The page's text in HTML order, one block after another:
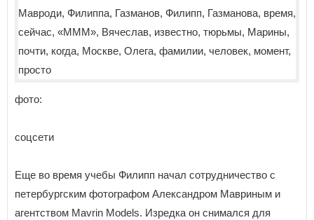
фото:
соцсети
Еще во время учебы Филипп начал сотрудничество с
петербургским фотографом Александром Мавриным и
агентством Mavrin Models. Изредка он снимался для